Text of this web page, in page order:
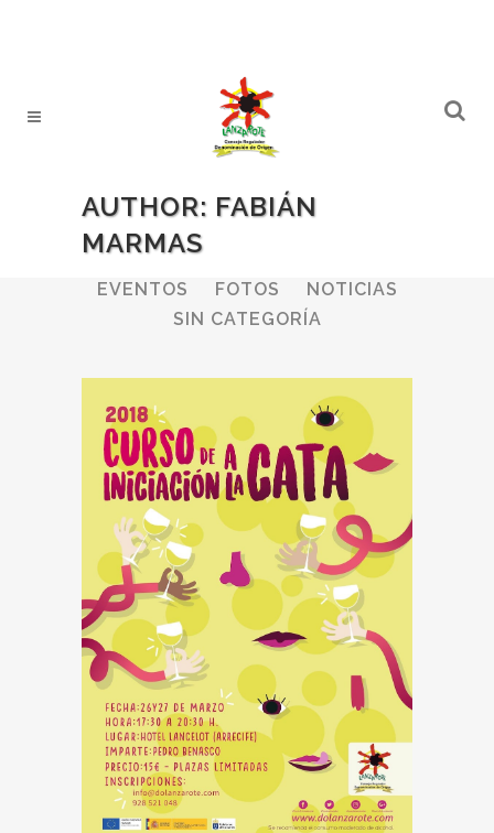
AUTHOR: FABIÁN
MARMAS
ALL BODEGAS
EVENTOS
FOTOS
NOTICIAS
SIN CATEGORÍA